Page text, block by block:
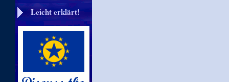
Leicht erklärt!